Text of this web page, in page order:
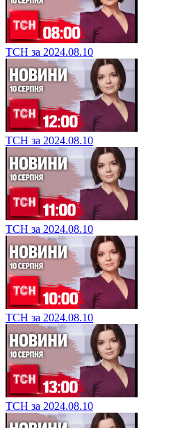
ТСН за 2024.08.10
ТСН за 2024.08.10
ТСН за 2024.08.10
ТСН за 2024.08.10
ТСН за 2024.08.10